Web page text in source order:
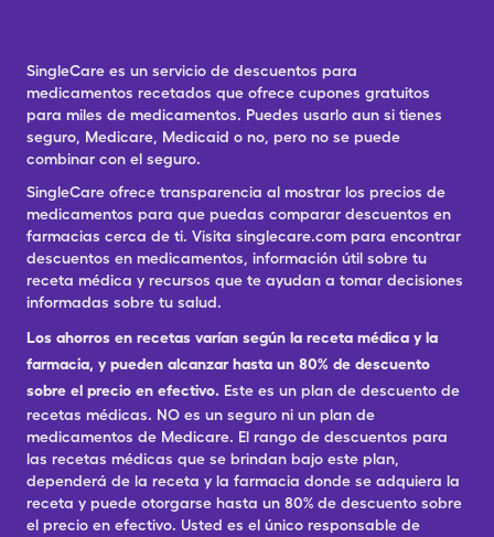
SingleCare es un servicio de descuentos para
medicamentos recetados que ofrece cupones gratuitos
para miles de medicamentos. Puedes usarlo aun si tienes
seguro, Medicare, Medicaid o no, pero no se puede
combinar con el seguro.
SingleCare ofrece transparencia al mostrar los precios de
medicamentos para que puedas comparar descuentos en
farmacias cerca de ti. Visita singlecare.com para encontrar
descuentos en medicamentos, información útil sobre tu
receta médica y recursos que te ayudan a tomar decisiones
informadas sobre tu salud.
Los ahorros en recetas varían según la receta médica y la
farmacia, y pueden alcanzar hasta un 80% de descuento
sobre el precio en efectivo. Este es un plan de descuento de
recetas médicas. NO es un seguro ni un plan de
medicamentos de Medicare. El rango de descuentos para
las recetas médicas que se brindan bajo este plan,
dependerá de la receta y la farmacia donde se adquiera la
receta y puede otorgarse hasta un 80% de descuento sobre
el precio en efectivo. Usted es el único responsable de